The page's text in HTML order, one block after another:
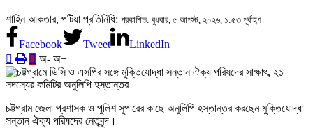
শাহিন আকতার, পটিয়া প্রতিনিধি: প্রকাশিত: বুধবার, ৫ আগস্ট, ২০২৬, ১:৫৩ পূর্বাহ্ণ
Facebook Tweet
LinkedIn
অ- অ+
চট্টগ্রাম জেলা প্রশাসক ও পুলিশ সুপারের কাছে অনুলিপি হস্তান্তর করছেন মুক্তিযোদ্ধা
সন্তান ঐক্য পরিষদের নেতৃবৃন্দ।